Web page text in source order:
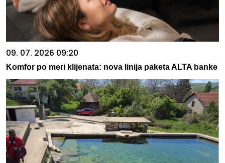
09. 07. 2026 09:20
Komfor po meri klijenata: nova linija paketa ALTA banke